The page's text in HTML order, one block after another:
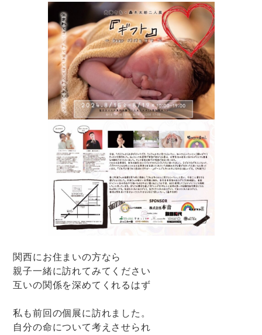
関西にお住まいの方なら
親子一緒に訪れてみてください
互いの関係を深めてくれるはず
私も前回の個展に訪れました。
自分の命について考えさせられ